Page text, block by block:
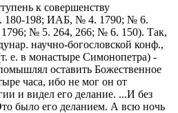
к совершенству
180-198; ИАБ, № 4. 1790; № 6.
№ 5. 264, 266; № 6. 150). Так,
научно-богословской конф.,
е. в монастыре Симонопетра) -
оставить Божественное
часа, ибо не мог он от
и видел его делание. ...И без
было его деланием. А всю ночь